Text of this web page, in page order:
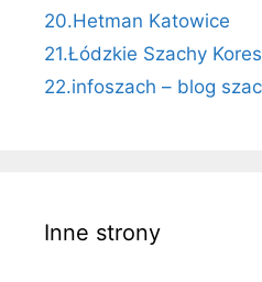
20.Hetman Katowice
21.Łódzkie Szachy
22.infoszach – blog
Inne strony